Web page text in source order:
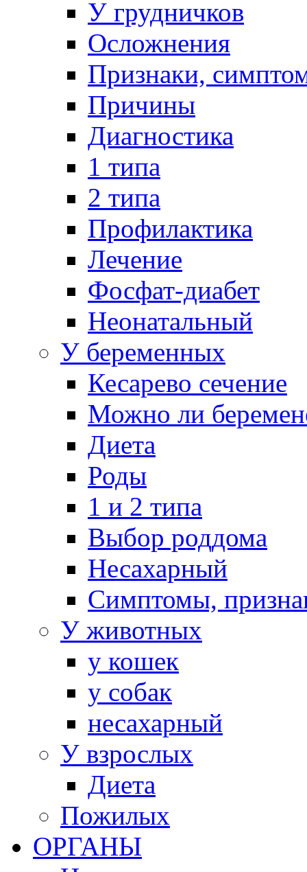
У грудничков
Осложнения
Признаки,
Причины
Диагностика
1 типа
2 типа
Профилактика
Лечение
Фосфат-диабет
Неонатальный
У беременных
Кесарево сечение
Можно ли
Диета
Роды
1 и 2 типа
Выбор роддома
Несахарный
Симптомы,
У животных
у кошек
у собак
несахарный
У взрослых
Диета
Пожилых
ОРГАНЫ